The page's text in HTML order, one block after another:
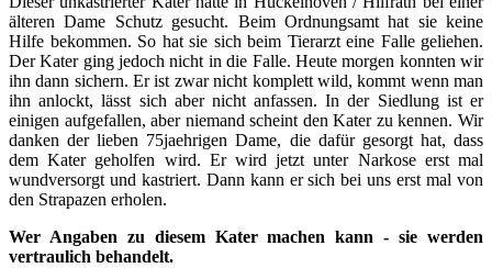
älteren Dame Schutz gesucht. Beim Ordnungsamt hat sie keine
Hilfe bekommen. So hat sie sich beim Tierarzt eine Falle geliehen.
Der Kater ging jedoch nicht in die Falle. Heute morgen konnten wir
ihn dann sichern. Er ist zwar nicht komplett wild, kommt wenn man
ihn anlockt, lässt sich aber nicht anfassen. In der Siedlung ist er
einigen aufgefallen, aber niemand scheint den Kater zu kennen. Wir
danken der lieben 75jaehrigen Dame, die dafür gesorgt hat, dass
dem Kater geholfen wird. Er wird jetzt unter Narkose erst mal
wundversorgt und kastriert. Dann kann er sich bei uns erst mal von
den Strapazen erholen.
Wer Angaben zu diesem Kater machen kann - sie werden
vertraulich behandelt.